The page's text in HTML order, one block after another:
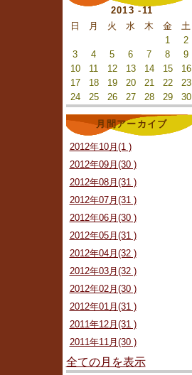
2013 -11
日
月 火 水 木 金
土
1
2
3
4 5 6 7 8
9
10
11 12 13 14 15
16
17
18 19 20 21 22
23
24
25 26 27 28 29 30
月間アーカイブ
2012年10月(1 )
2012年09月(30 )
2012年08月(31 )
2012年07月(31 )
2012年06月(30 )
2012年05月(31 )
2012年04月(32 )
2012年03月(32 )
2012年02月(30 )
2012年01月(31 )
2011年12月(31 )
2011年11月(30 )
全ての月を表示